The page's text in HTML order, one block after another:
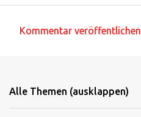
m
Kommentar veröffentlichen
Alle Themen (ausklappen)